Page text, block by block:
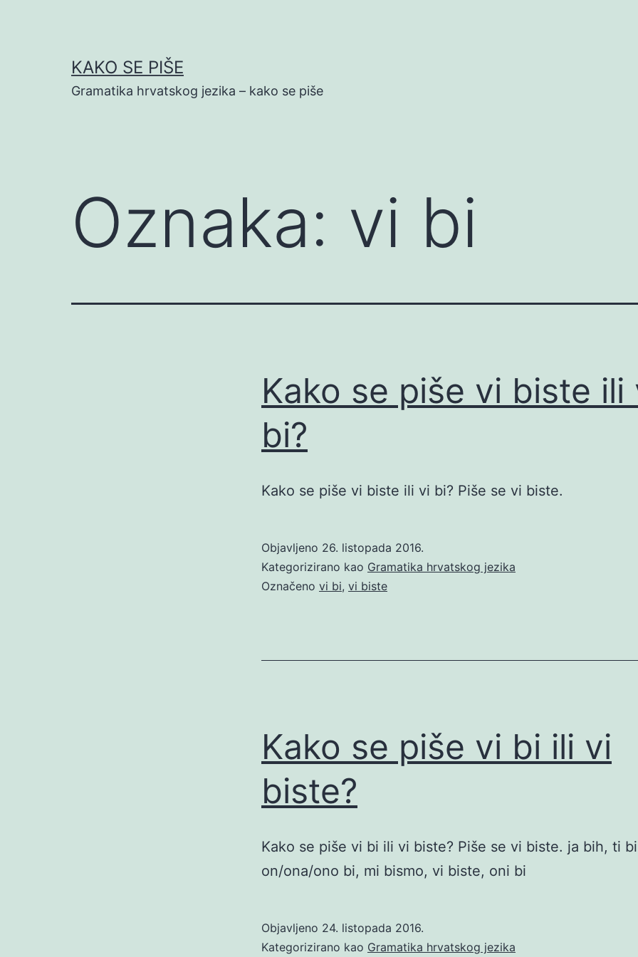
KAKO SE PIŠE
Gramatika hrvatskog jezika – kako se piše
Oznaka: vi bi
Kako se piše vi biste ili
bi?
Kako se piše vi biste ili vi bi? Piše se vi biste.
Objavljeno 26. listopada 2016.
Kategorizirano kao Gramatika hrvatskog jezika
Označeno vi bi, vi biste
Kako se piše vi bi ili vi
biste?
Kako se piše vi bi ili vi biste? Piše se vi biste. ja bih, ti
on/ona/ono bi, mi bismo, vi biste, oni bi
Objavljeno 24. listopada 2016.
Kategorizirano kao Gramatika hrvatskog jezika